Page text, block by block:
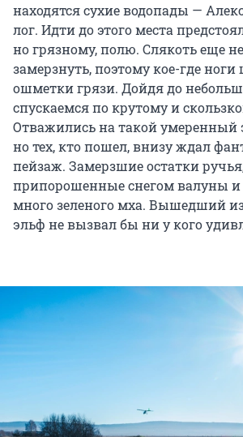
находятся сухие водопады —
лог. Идти до этого места
но грязному, полю. Слякоть еще
замерзнуть, поэтому кое-где
ошметки грязи. Дойдя до
спускаемся по крутому и
Отважились на такой умеренный
но тех, кто пошел, внизу ждал
пейзаж. Замерзшие остатки
припорошенные снегом валуны и
много зеленого мха. Вышедший
эльф не вызвал бы ни у кого